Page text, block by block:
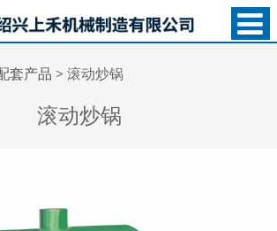
套产品 > 滚动炒锅
滚动炒锅